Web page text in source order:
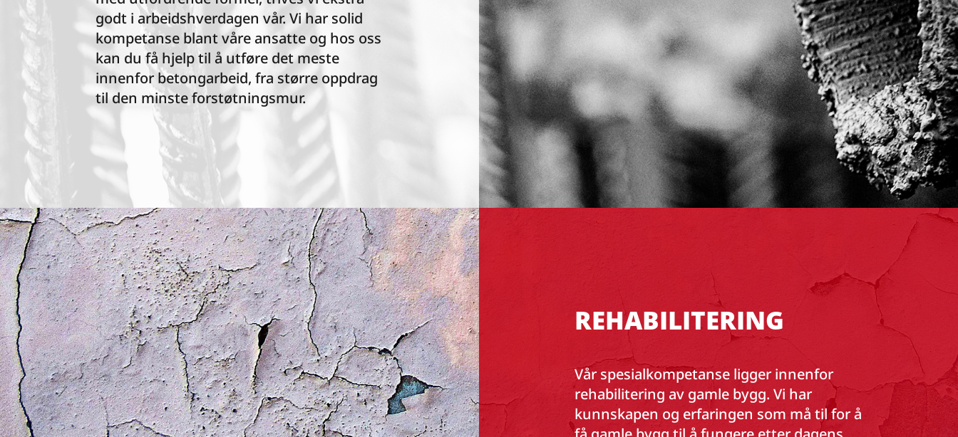
godt i arbeidshverdagen vår. Vi har solid
kompetanse blant våre ansatte og hos oss
kan du få hjelp til å utføre det meste
innenfor betongarbeid, fra større oppdrag
til den minste forstøtningsmur.
REHABILITERING
Vår spesialkompetanse ligger innenfor
rehabilitering av gamle bygg. Vi har
kunnskapen og erfaringen som må til for å